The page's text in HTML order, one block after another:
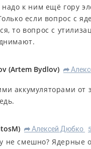
надо к ним ещё гору
если вопрос с
то вопрос с
(Artem Bydlov) R
аккумуляторами от
) R Алексей Дюбко
не смешно? Ядерные